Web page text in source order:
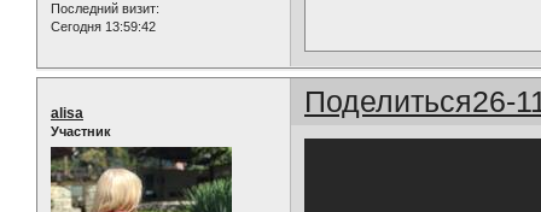
Последний визит:
Сегодня 13:59:42
Поделиться26-
alisa
Участник